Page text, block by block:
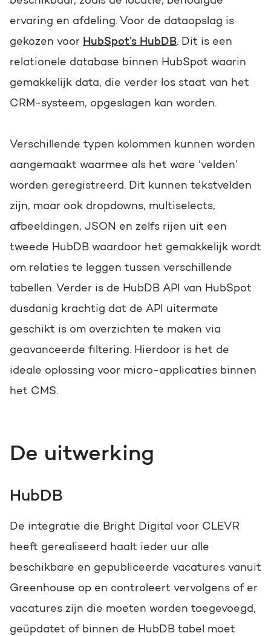
ervaring en afdeling. Voor de dataopslag is
gekozen voor HubSpot’s HubDB. Dit is een
relationele database binnen HubSpot waarin
gemakkelijk data, die verder los staat van het
CRM-systeem, opgeslagen kan worden.
Verschillende typen kolommen kunnen worden
aangemaakt waarmee als het ware ‘velden’
worden geregistreerd. Dit kunnen tekstvelden
zijn, maar ook dropdowns, multiselects,
afbeeldingen, JSON en zelfs rijen uit een
tweede HubDB waardoor het gemakkelijk wordt
om relaties te leggen tussen verschillende
tabellen. Verder is de HubDB API van HubSpot
dusdanig krachtig dat de API uitermate
geschikt is om overzichten te maken via
geavanceerde filtering. Hierdoor is het de
ideale oplossing voor micro-applicaties binnen
het CMS.
De uitwerking
HubDB
De integratie die Bright Digital voor CLEVR
heeft gerealiseerd haalt ieder uur alle
beschikbare en gepubliceerde vacatures vanuit
Greenhouse op en controleert vervolgens of er
vacatures zijn die moeten worden toegevoegd,
geüpdatet of binnen de HubDB tabel moet